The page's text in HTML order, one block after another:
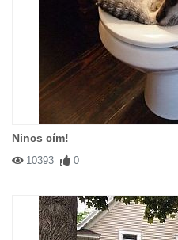
Nincs cím!
10393 0